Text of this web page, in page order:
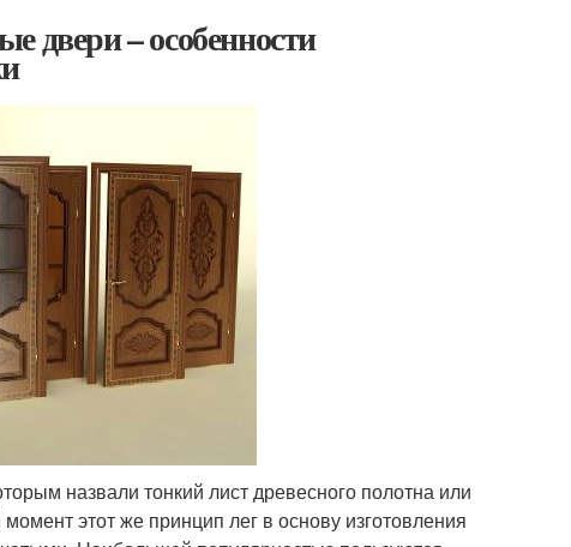
двери – особенности
назвали тонкий лист древесного полотна или
этот же принцип лег в основу изготовления